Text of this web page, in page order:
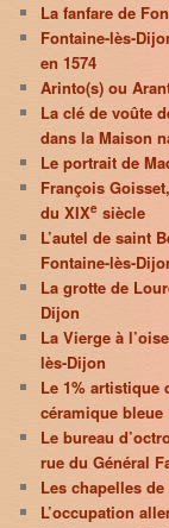
La fanfare de
Fontaine-lès-
en 1574
Arinto(s) ou
La clé de voûte
dans la Maison
Le portrait de
François
du XIXe siècle
L’autel de saint
Fontaine-lès-
La grotte de
Dijon
La Vierge à
lès-Dijon
Le 1% artistique
céramique bleue
Le bureau
rue du Général
Les chapelles
L’occupation